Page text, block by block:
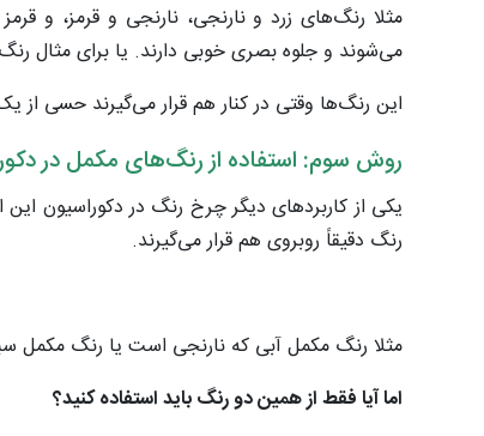
مثلا رنگ‌های زرد و نارنجی، نارنجی و قرمز، و
می‌شوند و جلوه بصری خوبی دارند. یا برای مثال
این رنگ‌ها وقتی در کنار هم قرار می‌گیرند حسی از
روش سوم: استفاده از رنگ‌های مکمل در
یکی از کاربردهای دیگر چرخ رنگ در دکوراسیون
رنگ دقیقاً روبروی هم قرار می‌گیرند.
مثلا رنگ مکمل آبی که نارنجی است یا رنگ مکمل
اما آیا فقط از همین دو رنگ باید استفاده کنید؟